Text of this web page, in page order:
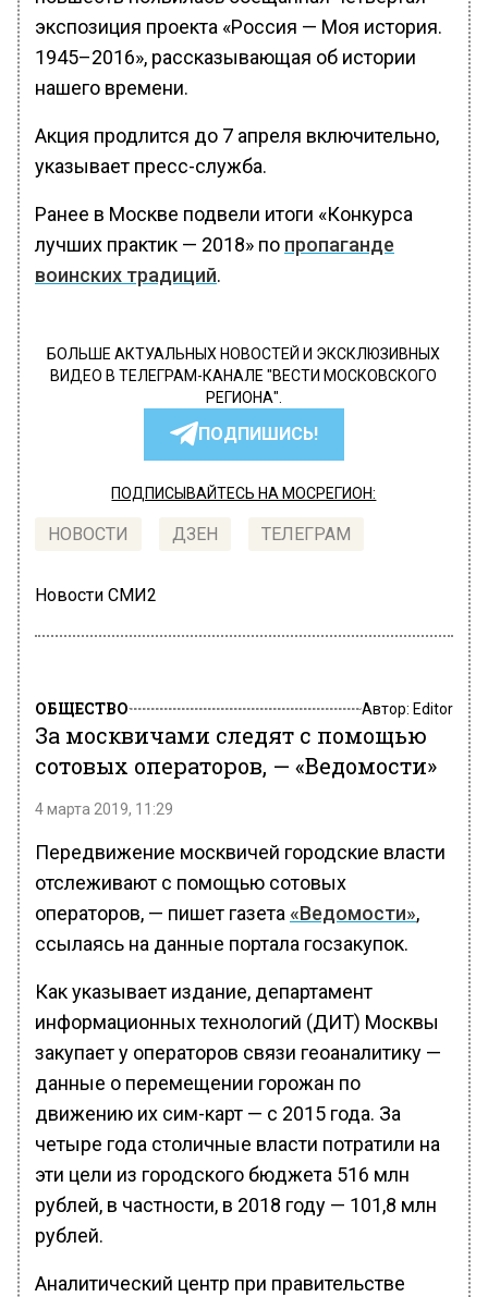
экспозиция проекта «Россия — Моя история.
1945–2016», рассказывающая об истории
нашего времени.
Акция продлится до 7 апреля включительно,
указывает пресс-служба.
Ранее в Москве подвели итоги «Конкурса
лучших практик — 2018» по пропаганде
воинских традиций.
БОЛЬШЕ АКТУАЛЬНЫХ НОВОСТЕЙ И ЭКСКЛЮЗИВНЫХ
ВИДЕО В ТЕЛЕГРАМ-КАНАЛЕ "ВЕСТИ МОСКОВСКОГО
РЕГИОНА".
ПОДПИШИСЬ!
ПОДПИСЫВАЙТЕСЬ НА МОСРЕГИОН:
НОВОСТИ ДЗЕН ТЕЛЕГРАМ
Новости СМИ2
ОБЩЕСТВО Автор: Editor
За москвичами следят с помощью
сотовых операторов, — «Ведомости»
4 марта 2019, 11:29
Передвижение москвичей городские власти
отслеживают с помощью сотовых
операторов, — пишет газета «Ведомости»,
ссылаясь на данные портала госзакупок.
Как указывает издание, департамент
информационных технологий (ДИТ) Москвы
закупает у операторов связи геоаналитику —
данные о перемещении горожан по
движению их сим-карт — с 2015 года. За
четыре года столичные власти потратили на
эти цели из городского бюджета 516 млн
рублей, в частности, в 2018 году — 101,8 млн
рублей.
Аналитический центр при правительстве